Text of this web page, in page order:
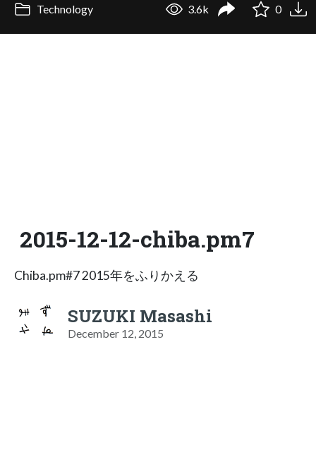
Technology 3.6k 0
2015-12-12-chiba.pm7
Chiba.pm#7 2015年をふりかえる
SUZUKI Masashi
December 12, 2015